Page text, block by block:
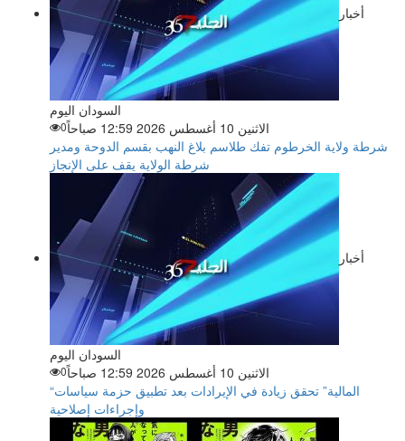
أخبار
السودان اليوم
الاثنين 10 أغسطس 2026 12:59 صباحاً
0
شرطة ولاية الخرطوم تفك طلاسم بلاغ النهب بقسم الدوحة ومدير
شرطة الولاية يقف على الإنجاز
أخبار
السودان اليوم
الاثنين 10 أغسطس 2026 12:59 صباحاً
0
“المالية” تحقق زيادة في الإيرادات بعد تطبيق حزمة سياسات
وإجراءات إصلاحية